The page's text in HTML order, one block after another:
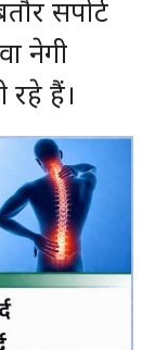
सपोर्ट
नेगी
रहे हैं।